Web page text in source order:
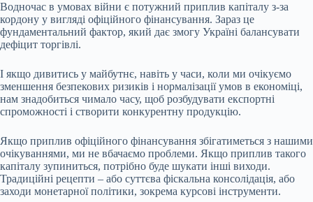
Водночас в умовах війни є потужний приплив капіталу з-за
кордону у вигляді офіційного фінансування. Зараз це
фундаментальний фактор, який дає змогу Україні балансувати
дефіцит торгівлі.
І якщо дивитись у майбутнє, навіть у часи, коли ми очікуємо
зменшення безпекових ризиків і нормалізації умов в економіці,
нам знадобиться чимало часу, щоб розбудувати експортні
спроможності і створити конкурентну продукцію.
Якщо приплив офіційного фінансування збігатиметься з нашими
очікуваннями, ми не вбачаємо проблеми. Якщо приплив такого
капіталу зупиниться, потрібно буде шукати інші виходи.
Традиційні рецепти – або суттєва фіскальна консолідація, або
заходи монетарної політики, зокрема курсові інструменти.